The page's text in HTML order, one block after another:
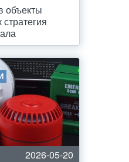
объекты
2026-05-20